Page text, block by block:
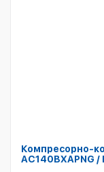
Компресорно-
AC140BXAPNG /